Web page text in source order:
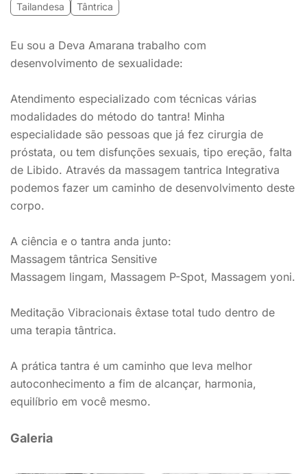
Tailandesa
Tântrica
Eu sou a Deva Amarana trabalho com
desenvolvimento de sexualidade:
Atendimento especializado com técnicas várias
modalidades do método do tantra! Minha
especialidade são pessoas que já fez cirurgia de
próstata, ou tem disfunções sexuais, tipo ereção, falta
de Libido. Através da massagem tantrica Integrativa
podemos fazer um caminho de desenvolvimento deste
corpo.
A ciência e o tantra anda junto:
Massagem tântrica Sensitive
Massagem lingam, Massagem P-Spot, Massagem yoni.
Meditação Vibracionais êxtase total tudo dentro de
uma terapia tântrica.
A prática tantra é um caminho que leva melhor
autoconhecimento a fim de alcançar, harmonia,
equilíbrio em você mesmo.
Galeria